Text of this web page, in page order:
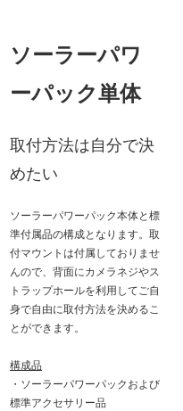
ソーラーパワ
ーパック単体
取付方法は自分で決
めたい
ソーラーパワーパック本体と標
準付属品の構成となります。取
付マウントは付属しておりませ
んので、背面にカメラネジやス
トラップホールを利用してご自
身で自由に取付方法を決めるこ
とができます。
構成品
・ソーラーパワーパックおよび
標準アクセサリー品